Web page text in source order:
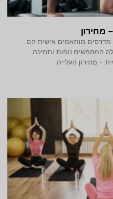
מדרסים מותאמים אישית הם
המחפשים נוחות ותמיכה
– מחירון העלייה